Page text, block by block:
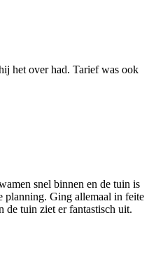
het over had. Tarief was ook
snel binnen en de tuin is
planning. Ging allemaal in feite
de tuin ziet er fantastisch uit.